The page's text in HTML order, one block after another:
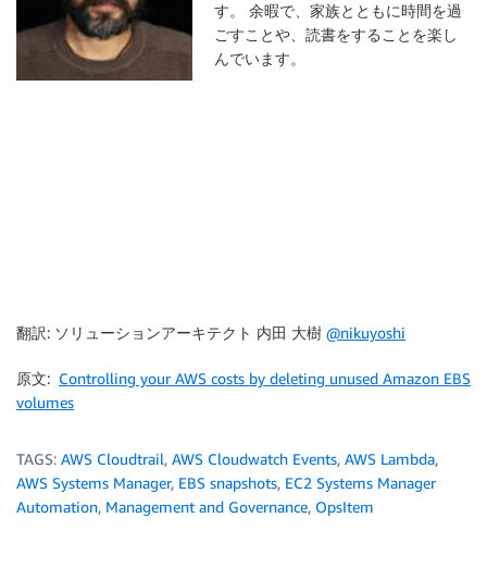
す。 余暇で、家族とともに時間を過
ごすことや、読書をすることを楽し
んでいます。
翻訳: ソリューションアーキテクト 内田 大樹 @nikuyoshi
原文: Controlling your AWS costs by deleting unused Amazon EBS
volumes
TAGS: AWS Cloudtrail, AWS Cloudwatch Events, AWS Lambda,
AWS Systems Manager, EBS snapshots, EC2 Systems Manager
Automation, Management and Governance, OpsItem